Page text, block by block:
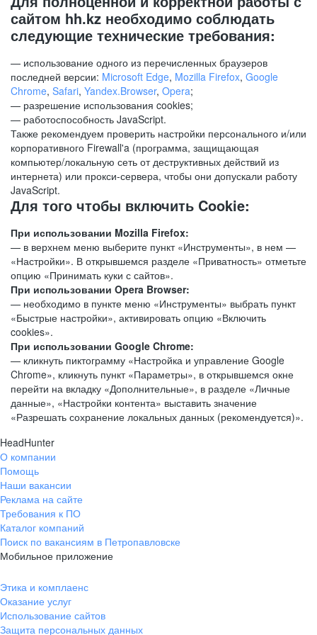
сайтом hh.kz необходимо соблюдать
следующие технические требования:
— использование одного из перечисленных браузеров
последней версии: Microsoft Edge, Mozilla Firefox, Google
Chrome, Safari, Yandex.Browser, Opera;
— разрешение использования cookies;
— работоспособность JavaScript.
Также рекомендуем проверить настройки персонального и/или
корпоративного Firewall'a (программа, защищающая
компьютер/локальную сеть от деструктивных действий из
интернета) или прокси-сервера, чтобы они допускали работу
JavaScript.
Для того чтобы включить Cookie:
При использовании Mozilla Firefox:
— в верхнем меню выберите пункт «Инструменты», в нем —
«Настройки». В открывшемся разделе «Приватность» отметьте
опцию «Принимать куки с сайтов».
При использовании Opera Browser:
— необходимо в пункте меню «Инструменты» выбрать пункт
«Быстрые настройки», активировать опцию «Включить
cookies».
При использовании Google Chrome:
— кликнуть пиктограмму «Настройка и управление Google
Chrome», кликнуть пункт «Параметры», в открывшемся окне
перейти на вкладку «Дополнительные», в разделе «Личные
данные», «Настройки контента» выставить значение
«Разрешать сохранение локальных данных (рекомендуется)».
HeadHunter
О компании
Помощь
Наши вакансии
Реклама на сайте
Требования к ПО
Каталог компаний
Поиск по вакансиям в Петропавловске
Мобильное приложение
Этика и комплаенс
Оказание услуг
Использование сайтов
Защита персональных данных